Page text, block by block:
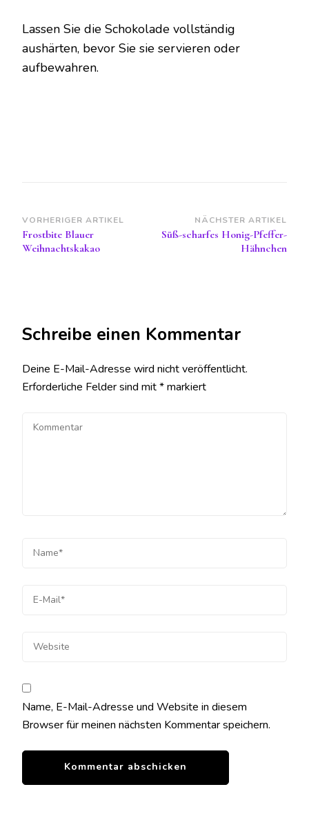
Lassen Sie die Schokolade vollständig
aushärten, bevor Sie sie servieren oder
aufbewahren.
Beitragsnavigation
VORHERIGER ARTIKEL
Frostbite Blauer
Weihnachtskakao
NÄCHSTER ARTIKEL
Süß-scharfes Honig-Pfeffer-
Hähnchen
Schreibe einen Kommentar
Deine E-Mail-Adresse wird nicht veröffentlicht.
Erforderliche Felder sind mit*markiert
Name, E-Mail-Adresse und Website in diesem
Browser für meinen nächsten Kommentar speichern.